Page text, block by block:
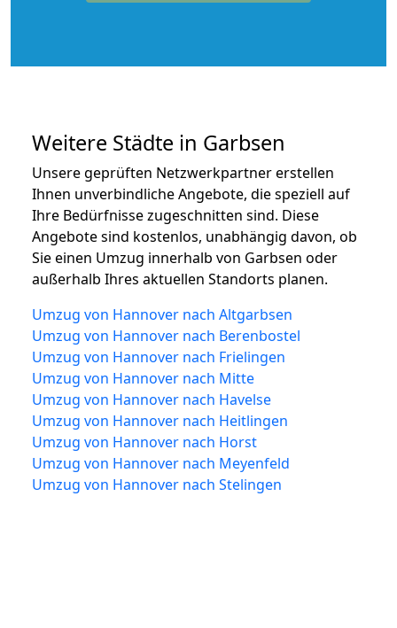
Weitere Städte in Garbsen
Unsere geprüften Netzwerkpartner erstellen
Ihnen unverbindliche Angebote, die speziell auf
Ihre Bedürfnisse zugeschnitten sind. Diese
Angebote sind kostenlos, unabhängig davon, ob
Sie einen Umzug innerhalb von Garbsen oder
außerhalb Ihres aktuellen Standorts planen.
Umzug von Hannover nach Altgarbsen
Umzug von Hannover nach Berenbostel
Umzug von Hannover nach Frielingen
Umzug von Hannover nach Mitte
Umzug von Hannover nach Havelse
Umzug von Hannover nach Heitlingen
Umzug von Hannover nach Horst
Umzug von Hannover nach Meyenfeld
Umzug von Hannover nach Stelingen